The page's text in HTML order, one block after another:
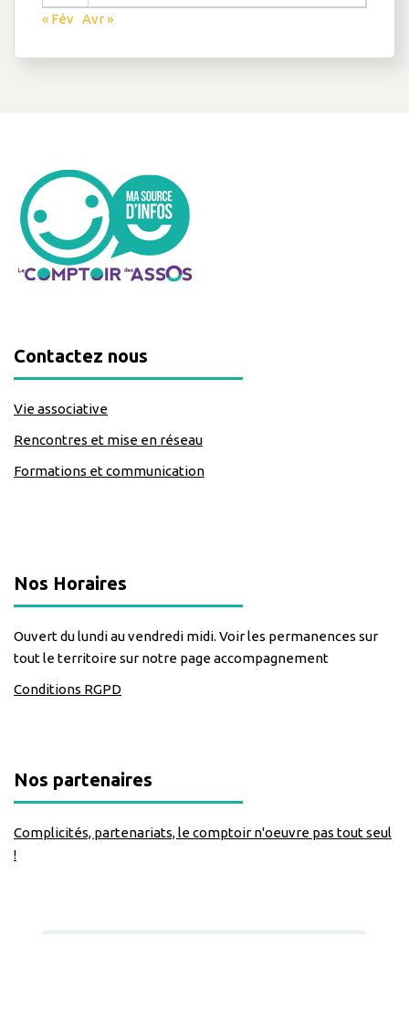
« Fév Avr »
Contactez nous
Vie associative
Rencontres et mise en réseau
Formations et communication
Nos Horaires
Ouvert du lundi au vendredi midi. Voir les permanences sur
tout le territoire sur notre page accompagnement
Conditions RGPD
Nos partenaires
Complicités, partenariats, le comptoir n'oeuvre pas tout seul
!